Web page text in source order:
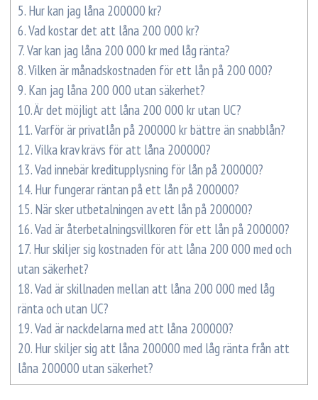
5. Hur kan jag låna 200000 kr?
6.Vad kostar det att låna 200 000 kr?
7.Var kan jag låna 200 000 kr med låg ränta?
8.Vilken är månadskostnaden för ett lån på 200 000?
9. Kan jag låna 200 000 utan säkerhet?
10.Är det möjligt att låna 200 000 kr utan UC?
11.Varför är privatlån på 200000 kr bättre än snabblån?
12.Vilka krav krävs för att låna 200000?
13.Vad innebär kreditupplysning för lån på 200000?
14. Hur fungerar räntan på ett lån på 200000?
15. När sker utbetalningen av ett lån på 200000?
16.Vad är återbetalningsvillkoren för ett lån på 200000?
17. Hur skiljer sig kostnaden för att låna 200 000 med och
utan säkerhet?
18.Vad är skillnaden mellan att låna 200 000 med låg
ränta och utan UC?
19.Vad är nackdelarna med att låna 200000?
20. Hur skiljer sig att låna 200000 med låg ränta från att
låna 200000 utan säkerhet?